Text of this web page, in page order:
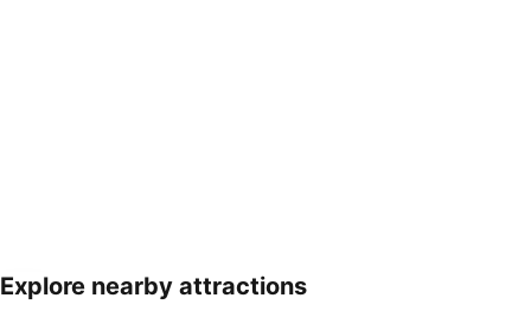
展開地圖
Explore nearby attractions